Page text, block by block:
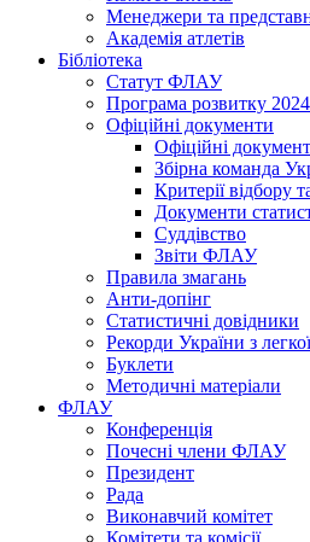
Менеджери та
Академія атлетів
Бібліотека
Статут ФЛАУ
Програма розвитку
Офіційні документи
Офіційні
Збірна команда
Критерії відбору
Документи
Суддівство
Звіти ФЛАУ
Правила змагань
Анти-допінг
Статистичні довідники
Рекорди України з
Буклети
Методичні матеріали
ФЛАУ
Конференція
Почесні члени ФЛАУ
Президент
Рада
Виконавчий комітет
Комітети та комісії